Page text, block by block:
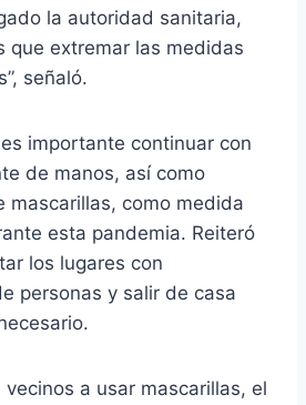
la autoridad sanitaria,
que extremar las medidas
señaló.
importante continuar con
de manos, así como
mascarillas, como medida
esta pandemia. Reiteró
los lugares con
personas y salir de casa
vecinos a usar mascarillas, el